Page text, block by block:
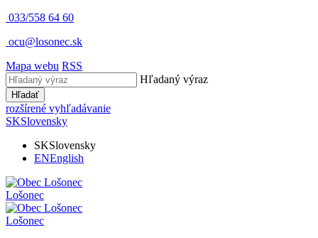
033/558 64 60
ocu@losonec.sk
Mapa webu RSS
Hľadaný výraz
Hľadať
rozšírené vyhľadávanie
SKSlovensky
SKSlovensky
ENEnglish
Lošonec
Lošonec